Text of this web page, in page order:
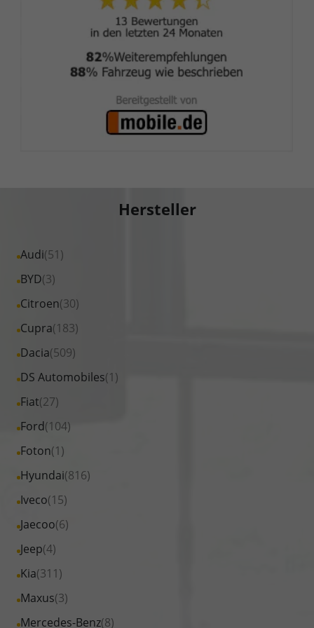
Hersteller
Audi(51)
Alle
Fahrzeuge
Audi
anzeigen
BYD(3)
Alle
Fahrzeuge
BYD
anzeigen
Citroen(30)
Alle
Fahrzeuge
Citroen
anzeigen
Cupra(183)
Alle
Fahrzeuge
Cupra
anzeigen
Dacia(509)
Alle
Fahrzeuge
Dacia
anzeigen
DS Automobiles(1)
Alle
Fahrzeuge
DS
Automobiles
anzeigen
Fiat(27)
Alle
Fahrzeuge
Fiat
anzeigen
Ford(104)
Alle
Fahrzeuge
Ford
anzeigen
Foton(1)
Alle
Fahrzeuge
Foton
anzeigen
Hyundai(816)
Alle
Fahrzeuge
Hyundai
anzeigen
Iveco(15)
Alle
Fahrzeuge
Iveco
anzeigen
Jaecoo(6)
Alle
Fahrzeuge
Jaecoo
anzeigen
Jeep(4)
Alle
Fahrzeuge
Jeep
anzeigen
Kia(311)
Alle
Fahrzeuge
Maxus(3)
Alle
Fahrzeuge
Mercedes-Benz(8)
Alle